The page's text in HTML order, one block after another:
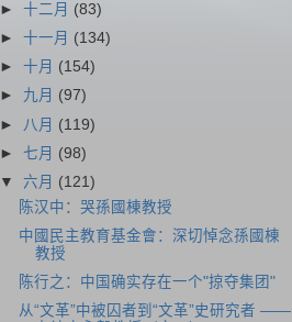
►十二月 (83)
►十一月 (134)
►十月 (154)
► 九月 (97)
►
八月 (119)
►七月 (98)
▼六月 (121)
陈汉中：哭孫國棟教授
中國民主教育基金會：深切悼念孫國棟
教授
陈行之：中国确实存在一个"掠夺集团"
从“文革”中被囚者到“文革”史研究者 ――